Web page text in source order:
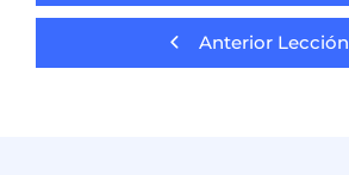
Anterior Lección